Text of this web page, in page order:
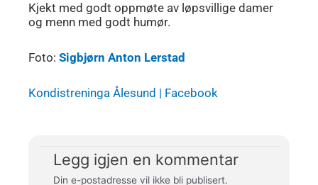
Kjekt med godt oppmøte av løpsvillige damer
og menn med godt humør.
Foto: Sigbjørn Anton Lerstad
Kondistreninga Ålesund | Facebook
Legg igjen en kommentar
Din e-postadresse vil ikke bli publisert.